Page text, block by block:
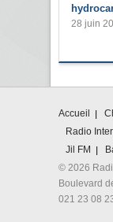
28 juin
Accueil
Radio
Jil FM
© 2026
Boulevard
021 23 08